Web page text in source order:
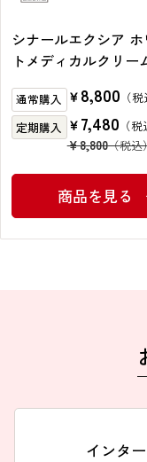
ブランドから探
お問い合わせ
シオノギヘルスケア
シオノギヘルスケ
会社概要
特定商取引法に基
シナールエクシア ホ
トメディカルクリー
通常購入 ￥8,800
定期購入 ￥7,480
￥8,800
商品を見る
インタ